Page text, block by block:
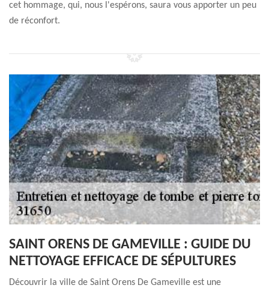
cet hommage, qui, nous l'espérons, saura vous apporter un peu
de réconfort.
SAINT ORENS DE GAMEVILLE : GUIDE DU
NETTOYAGE EFFICACE DE SÉPULTURES
Découvrir la ville de Saint Orens De Gameville est une